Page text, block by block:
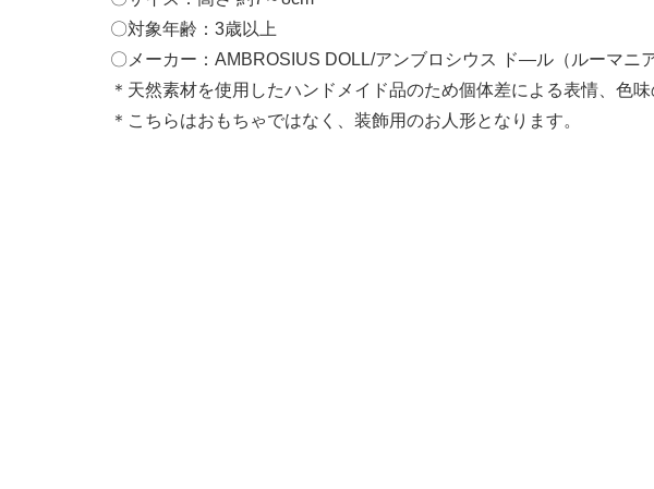
〇対象年齢：3歳以上
〇メーカー：AMBROSIUS DOLL/アンブロシウス ド―ル（ルーマニア
＊天然素材を使用したハンドメイド品のため個体差による表情、色
＊こちらはおもちゃではなく、装飾用のお人形となります。